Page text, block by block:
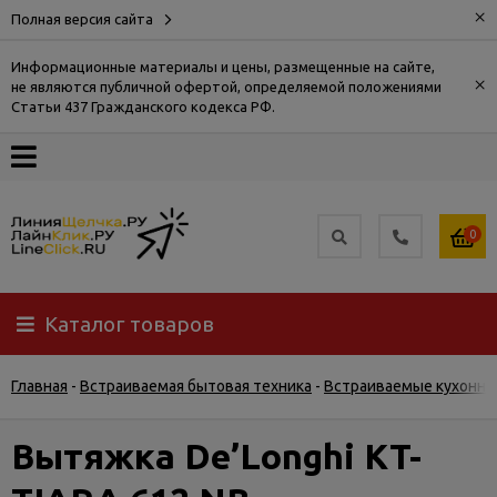
Полная версия сайта ×
Информационные материалы и цены, размещенные на сайте,
не являются публичной офертой, определяемой положениями
Статьи 437 Гражданского кодекса РФ.
×
О
Доставка
Самовывоз
Гарантия
0
Каталог товаров
Главная - Встраиваемая бытовая техника - Встраиваемые
Вытяжка De’Longhi KT-